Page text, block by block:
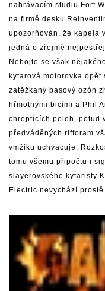
nahrávacím studiu Fort
na firmě desku
upozorňován, že kapela
jedná o zřejmě
Nebojte se však
kytarová motorovka
zatěžkaný basový ozón
hřmotnými bicími a Phil
chroptících poloh, potud
předváděných rifforam
vmžiku uchvacuje.
tomu všemu připočtu i
slayerovského kytaristy
Electric nevychází